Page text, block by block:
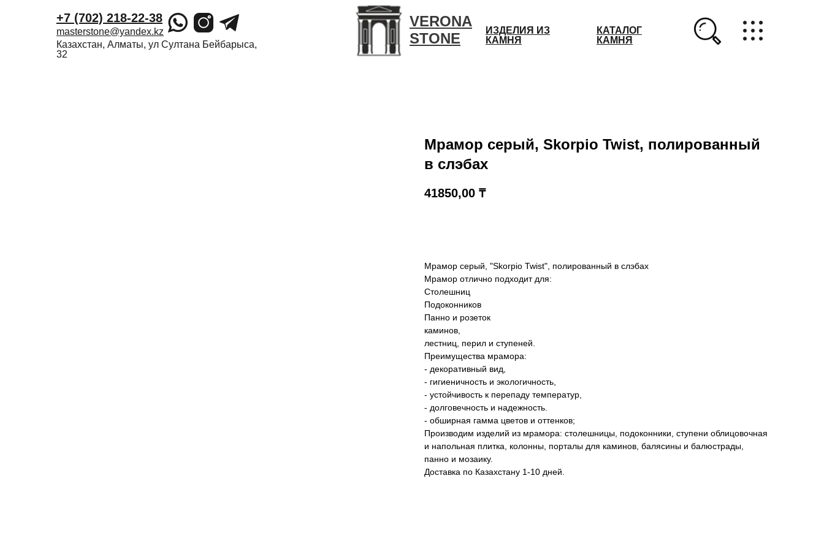
VERONA
STONE
+7 (702) 218-22-38
masterstone@yandex.kz
Казахстан, Алматы, ул Султана Бейбарыса,
32
ИЗДЕЛИЯ ИЗ
КАМНЯ
КАТАЛОГ
КАМНЯ
Мрамор серый, Skorpio Twist, полированный
в слэбах
41850,00 ₸
Мрамор серый, "Skorpio Twist", полированный в слэбах
Мрамор отлично подходит для:
Столешниц
Подоконников
Панно и розеток
каминов,
лестниц, перил и ступеней.
Преимущества мрамора:
- декоративный вид,
- гигиеничность и экологичность,
- устойчивость к перепаду температур,
- долговечность и надежность.
- обширная гамма цветов и оттенков;
Производим изделий из мрамора: столешницы, подоконники, ступени облицовочная
и напольная плитка, колонны, порталы для каминов, балясины и балюстрады,
панно и мозаику.
Доставка по Казахстану 1-10 дней.